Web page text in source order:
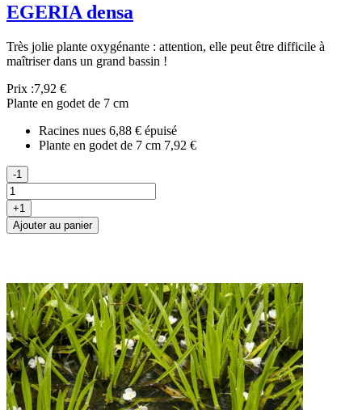
EGERIA densa
Très jolie plante oxygénante : attention, elle peut être difficile à
maîtriser dans un grand bassin !
Prix :7,92 €
Plante en godet de 7 cm
Racines nues 6,88 € épuisé
Plante en godet de 7 cm 7,92 €
-1
+1
Ajouter au panier